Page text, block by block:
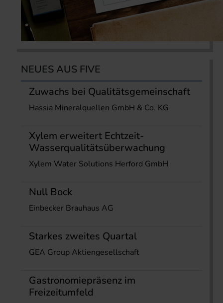
NEUES AUS FIVE
Zuwachs bei Qualitätsgemeinschaft
Hassia Mineralquellen GmbH & Co. KG
Xylem erweitert Echtzeit-
Wasserqualitätsüberwachung
Xylem Water Solutions Herford GmbH
Null Bock
Einbecker Brauhaus AG
Starkes zweites Quartal
GEA Group Aktiengesellschaft
Gastronomiepräsenz im
Freizeitumfeld